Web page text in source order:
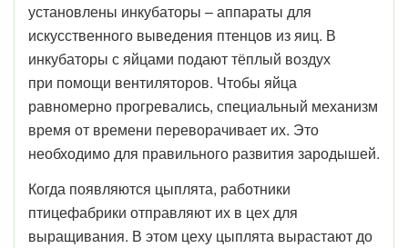
установлены инкубаторы – аппараты для
искусственного выведения птенцов из яиц. В
инкубаторы с яйцами подают тёплый воздух
при помощи вентиляторов. Чтобы яйца
равномерно прогревались, специальный механизм
время от времени переворачивает их. Это
необходимо для правильного развития зародышей.
Когда появляются цыплята, работники
птицефабрики отправляют их в цех для
выращивания. В этом цеху цыплята вырастают до